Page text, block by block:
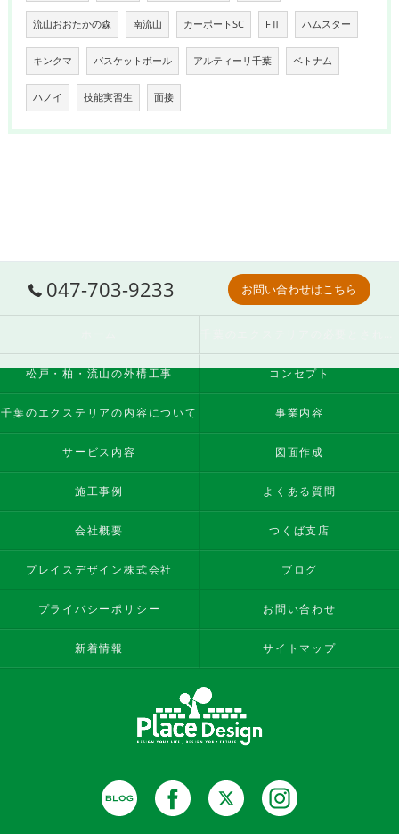
流山おおたかの森 南流山 カーポートSC FⅡ ハムスター
キンクマ バスケットボール アルティーリ千葉 ベトナム
ハノイ 技能実習生 面接
047-703-9233 お問い合わせはこちら
松戸・柏・流山の外構工事 コンセプト
千葉のエクステリアの内容について 事業内容
サービス内容 図面作成
施工事例 よくある質問
会社概要 つくば支店
プレイスデザイン株式会社 ブログ
プライバシーポリシー お問い合わせ
新着情報 サイトマップ